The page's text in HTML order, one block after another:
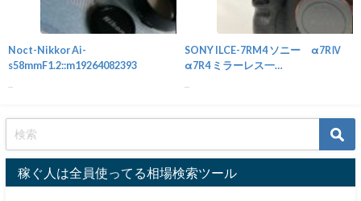
Noct-Nikkor Ai-
s58mmF1.2::m19264082393
SONY ILCE-7RM4 ソニー α7RⅣ
α7R4 ミラーレス一
稼ぐ人は全員使ってる相場検索ツール